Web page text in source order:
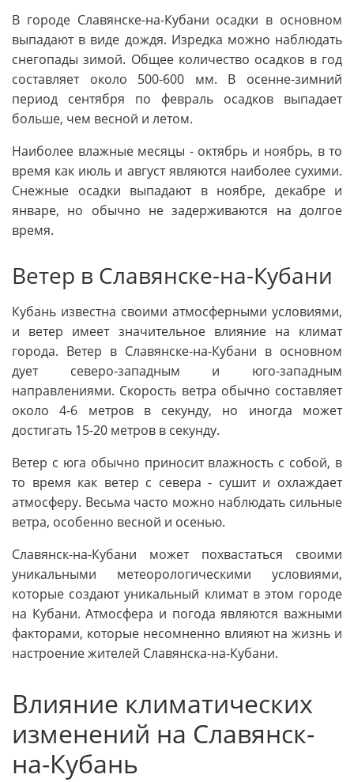
В городе Славянске-на-Кубани осадки в основном
выпадают в виде дождя. Изредка можно наблюдать
снегопады зимой. Общее количество осадков в год
составляет около 500-600 мм. В осенне-зимний
период сентября по февраль осадков выпадает
больше, чем весной и летом.
Наиболее влажные месяцы - октябрь и ноябрь, в то
время как июль и август являются наиболее сухими.
Снежные осадки выпадают в ноябре, декабре и
январе, но обычно не задерживаются на долгое
время.
Ветер в Славянске-на-Кубани
Кубань известна своими атмосферными условиями,
и ветер имеет значительное влияние на климат
города. Ветер в Славянске-на-Кубани в основном
дует северо-западным и юго-западным
направлениями. Скорость ветра обычно составляет
около 4-6 метров в секунду, но иногда может
достигать 15-20 метров в секунду.
Ветер с юга обычно приносит влажность с собой, в
то время как ветер с севера - сушит и охлаждает
атмосферу. Весьма часто можно наблюдать сильные
ветра, особенно весной и осенью.
Славянск-на-Кубани может похвастаться своими
уникальными метеорологическими условиями,
которые создают уникальный климат в этом городе
на Кубани. Атмосфера и погода являются важными
факторами, которые несомненно влияют на жизнь и
настроение жителей Славянска-на-Кубани.
Влияние климатических
изменений на Славянск-
на-Кубань